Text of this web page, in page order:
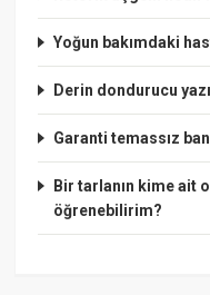
Yoğun bakımdaki
Derin dondurucu
Garanti temassız
Bir tarlanın kime ait
öğrenebilirim?